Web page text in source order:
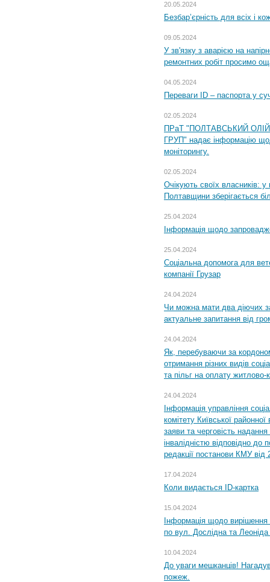
20.05.2024
Безбар’єрність для всіх і
09.05.2024
У зв'язку з аварією на
ремонтних робіт просимо
04.05.2024
Переваги ID – паспорта у
02.05.2024
ПРаТ "ПОЛТАВСЬКИЙ
ГРУП" надає інформацію
моніторингу.
02.05.2024
Очікують своїх власників: у
Полтавщини зберігається
25.04.2024
Інформація щодо
25.04.2024
Соціальна допомога для
компанії Грузар
24.04.2024
Чи можна мати два діючих
актуальне запитання від
24.04.2024
Як, перебуваючи за
отримання різних видів
та пільг на оплату
24.04.2024
Інформація управління
комітету Київської
заяви та черговість надання
інвалідністю відповідно
редакції постанови КМУ
17.04.2024
Коли видається ID-картка
15.04.2024
Інформація щодо
по вул. Дослідна та Леоніда
10.04.2024
До уваги мешканців!
пожеж.